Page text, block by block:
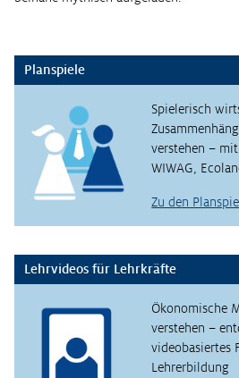
Planspiele
Spielerisch
verstehen –
WIWAG,
Zu den
Lehrvideos für Lehrkräfte
Ökonomische
verstehen –
videobasiertes
Lehrerbildung